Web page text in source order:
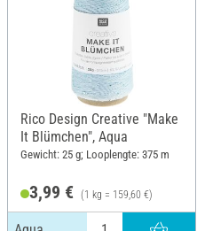
Rico Design Creative "Make
It Blümchen", Aqua
Gewicht: 25 g; Looplengte: 375 m
3,99 € (1 kg = 159,60 €)